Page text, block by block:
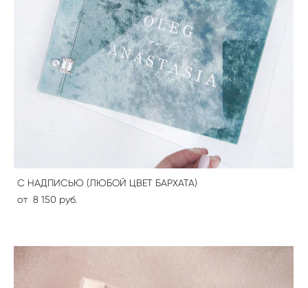
С НАДПИСЬЮ (ЛЮБОЙ ЦВЕТ БАРХАТА)
от 8 150 pуб.